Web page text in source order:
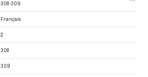
308-309.
Français
2
308
309